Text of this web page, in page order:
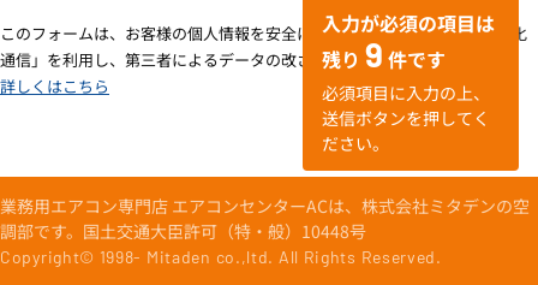
このフォームは、お客様の個人情報を安全に送受信するための「SSL暗号化
通信」を利用し、第三者によるデータの改ざんや盗用を防いでいます。＞
詳しくはこちら
入力が必須の項目は
残り 9 件です
必須項目に入力の上、
送信ボタンを押してく
ださい。
業務用エアコン専門店 エアコンセンターACは、株式会社ミタデンの空
調部です。国土交通大臣許可（特・般）10448号
Copyright© 1998- Mitaden co.,ltd. All Rights Reserved.